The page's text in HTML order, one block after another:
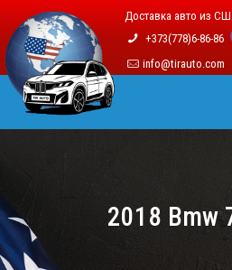
Доставка авто из
+373(778)6-86-86
info@tirauto.com
2018 Bmw